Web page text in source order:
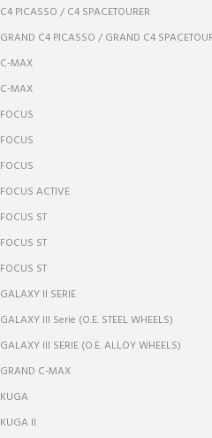
C4 PICASSO / C4 SPACETOURER
GRAND C4 PICASSO / GRAND C4
C-MAX
C-MAX
FOCUS
FOCUS
FOCUS
FOCUS ACTIVE
FOCUS ST
FOCUS ST
FOCUS ST
GALAXY II SERIE
GALAXY III Serie (O.E. STEEL WHEELS)
GALAXY III SERIE (O.E. ALLOY WHEELS)
GRAND C-MAX
KUGA
KUGA II